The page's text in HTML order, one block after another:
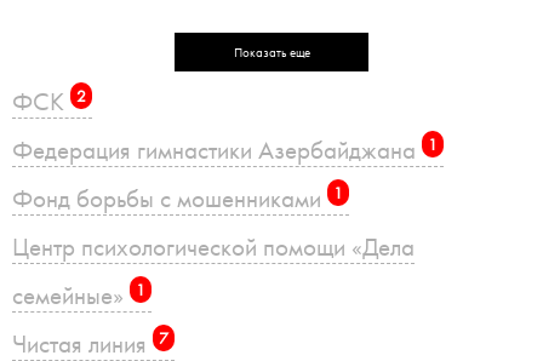
Показать еще
ФСК 2
Федерация гимнастики Азербайджана 1
Фонд борьбы с мошенниками 1
Центр психологической помощи «Дела
семейные»
1
Чистая линия 7